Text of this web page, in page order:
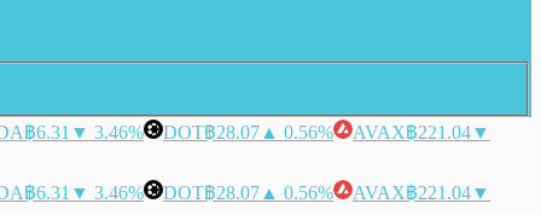
฿6.31 ▼ 3.46% DOT฿28.07 ▲ 0.56% AVAX฿221.04▼
฿6.31 ▼ 3.46% DOT฿28.07 ▲ 0.56% AVAX฿221.04▼